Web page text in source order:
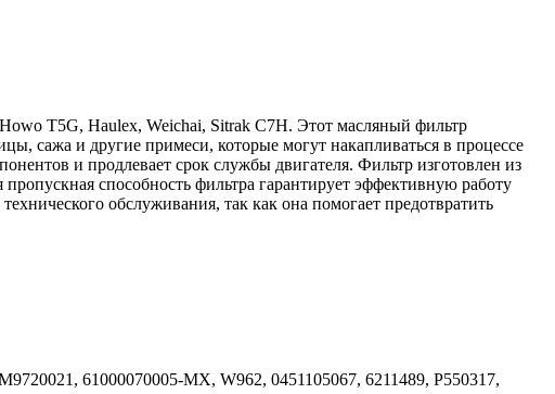
T5G, Haulex, Weichai, Sitrak C7H. Этот масляный фильтр
сажа и другие примеси, которые могут накапливаться в процессе
и продлевает срок службы двигателя. Фильтр изготовлен из
способность фильтра гарантирует эффективную работу
обслуживания, так как она помогает предотвратить
61000070005-MX, W962, 0451105067, 6211489, P550317,